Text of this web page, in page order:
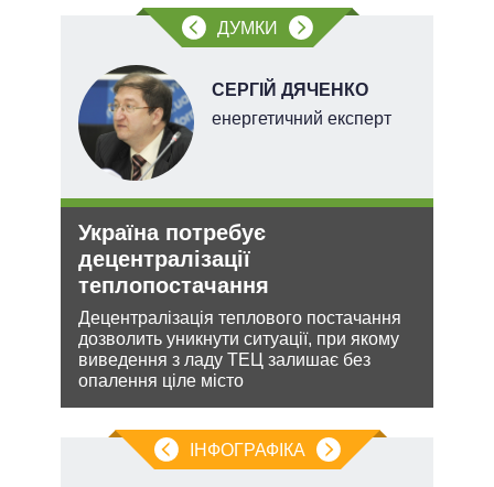
ДУМКИ
СЕРГІЙ ДЯЧЕНКО
енергетичний експерт
Україна потребує
децентралізації
теплопостачання
Децентралізація теплового постачання
дозволить уникнути ситуації, при якому
виведення з ладу ТЕЦ залишає без
опалення ціле місто
ІНФОГРАФІКА